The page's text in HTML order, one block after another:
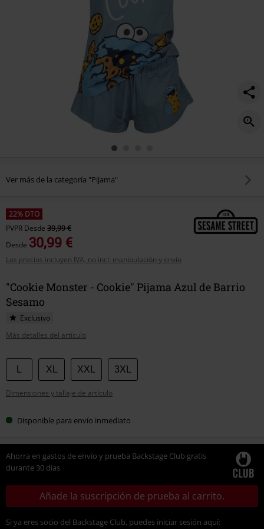
Ver más de la categoría "Pijama"
22% DTO
PVPR Desde 39,99 €
Desde 30,99 €
Los precios incluyen IVA, no incl. manipulación y envío
"Cookie Monster - Cookie" Pijama Azul de Barrio
Sesamo
Exclusivo
Más detalles del artículo
Elige
tu
talla
XL XXL 3XL
Dimensiones y tallaje de artículo
Disponible para envío inmediato
Ahorra en gastos de envío y prueba Backstage Club gratis
durante 30 días
Añade la suscripción de prueba al carrito.
Si ya eres socio del Backstage Club, puedes iniciar sesión aquí: